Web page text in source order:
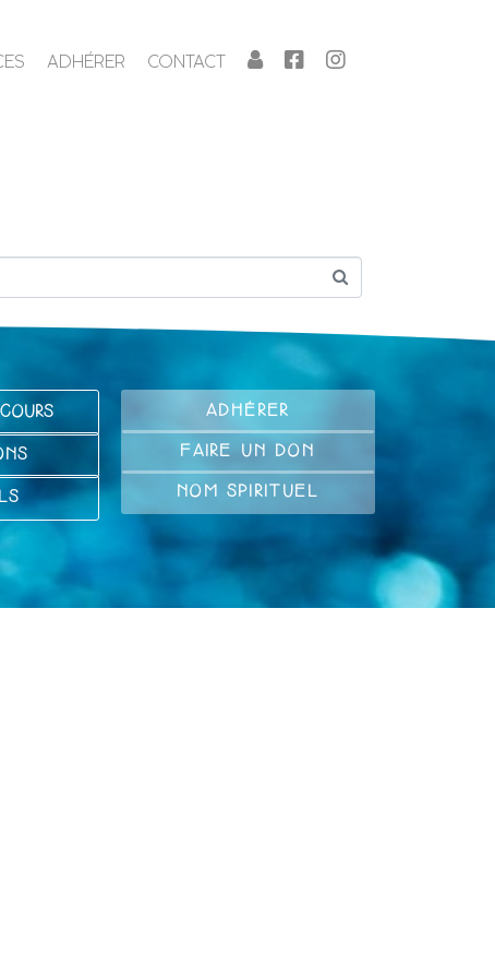
ADHÉRER CONTACT
ADHÉRER
FAIRE UN DON
NOM SPIRITUEL